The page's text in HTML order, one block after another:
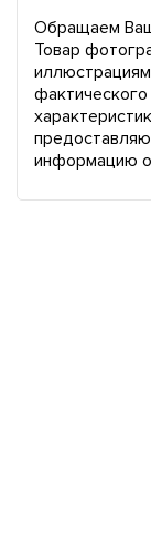
Обращаем
Товар
информацию